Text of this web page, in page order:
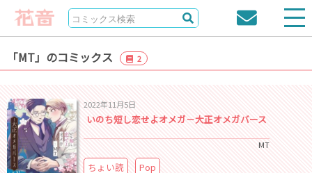
「MT」のコミックス 2
2022年11月5日
いのち短し恋せよオメガ－大正オメガバース
MT
ちょい読
Pop